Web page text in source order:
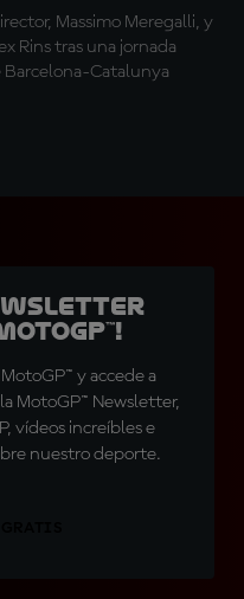
Massimo Meregalli, y
Rins tras una jornada
Barcelona-Catalunya
y accede a
MotoGP™ Newsletter,
vídeos increíbles e
nuestro deporte.